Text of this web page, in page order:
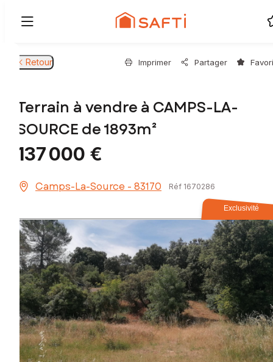
Retour Imprimer Partager
Terrain à vendre à CAMPS-LA-
SOURCE de 1893m²
137 000 €
Camps-La-Source - 83170 Réf 1670286
Exclusivité